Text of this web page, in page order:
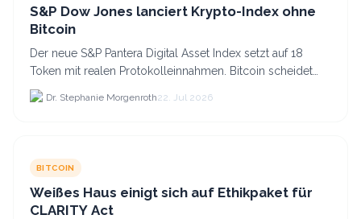
S&P Dow Jones lanciert Krypto-Index ohne
Bitcoin
Der neue S&P Pantera Digital Asset Index setzt auf 18
Token mit realen Protokolleinnahmen. Bitcoin scheidet
aufgrund fehlender Erträge für Halter aus dem.
Dr. Stephanie Morgenroth22. Jul 2026
BITCOIN
Weißes Haus einigt sich auf Ethikpaket für
CLARITY Act